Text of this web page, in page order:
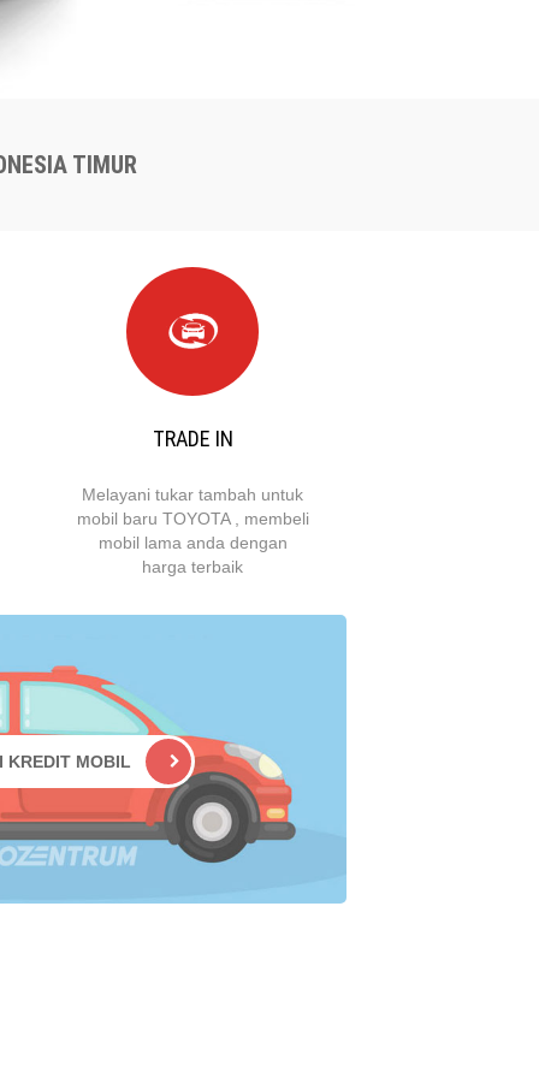
TIMUR
TRADE IN
Melayani tukar tambah untuk
mobil baru TOYOTA , membeli
mobil lama anda dengan
harga terbaik
KREDIT MOBIL